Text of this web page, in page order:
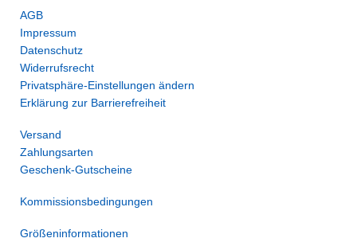
AGB
Impressum
Datenschutz
Widerrufsrecht
Privatsphäre-Einstellungen ändern
Erklärung zur Barrierefreiheit
Versand
Zahlungsarten
Geschenk-Gutscheine
Kommissionsbedingungen
Größeninformationen